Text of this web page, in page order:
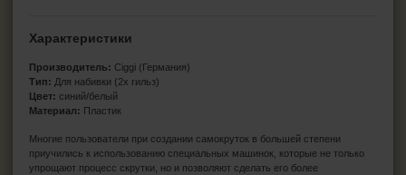
Характеристики
Производитель: Ciggi (Германия)
Тип: Для набивки (2х гильз)
Цвет: синий/белый
Материал: Пластик
Многие пользователи при создании самокруток в большей степени
приучились к использованию специальных машинок, которые не только
упрощают процесс скрутки, но и позволяют сделать его более